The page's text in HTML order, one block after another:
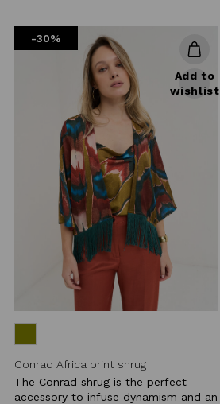
-30%
Add to
wishlist
Conrad Africa print shrug
The Conrad shrug is the perfect
accessory to infuse dynamism and an